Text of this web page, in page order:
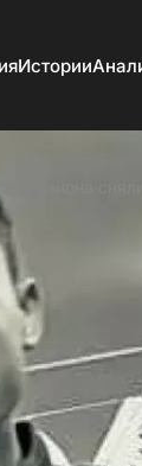
Истории
района